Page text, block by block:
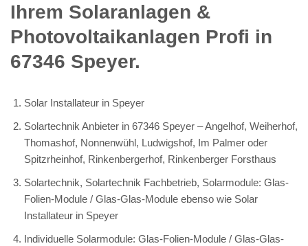
Ihrem Solaranlagen &
Photovoltaikanlagen Profi in
67346 Speyer.
Solar Installateur in Speyer
Solartechnik Anbieter in 67346 Speyer – Angelhof, Weiherhof,
Thomashof, Nonnenwühl, Ludwigshof, Im Palmer oder
Spitzrheinhof, Rinkenbergerhof, Rinkenberger Forsthaus
Solartechnik, Solartechnik Fachbetrieb, Solarmodule: Glas-
Folien-Module / Glas-Glas-Module ebenso wie Solar
Installateur in Speyer
Individuelle Solarmodule: Glas-Folien-Module / Glas-Glas-